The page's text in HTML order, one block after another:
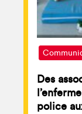
Des
police